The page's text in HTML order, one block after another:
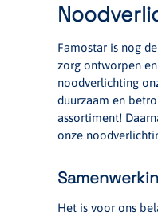
Famostar is nog
zorg ontworpen
noodverlichting
duurzaam en
assortiment!
onze
Het is voor ons